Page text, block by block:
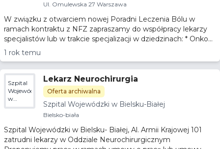
Ul. Omulewska 27 Warszawa
W związku z otwarciem nowej Poradni Leczenia Bólu w
ramach kontraktu z NFZ zapraszamy do współpracy lekarzy
specjalistów lub w trakcie specjalizacji w dziedzinach: * Onko...
1 rok temu
Szpital
Wojewódzki
w
Bielsku-
Lekarz Neurochirurgia
Oferta archiwalna
Szpital Wojewódzki w Bielsku-Białej
Bielsko-biała
Szpital Wojewódzki w Bielsku- Białej, Al. Armii Krajowej 101
zatrudni lekarzy w Oddziale Neurochirurgicznym